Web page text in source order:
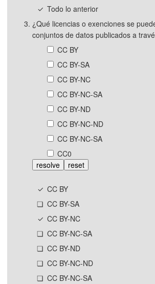
Todo lo anterior
¿Qué licencias o exenciones se
conjuntos de datos publicados a
CC BY
CC BY-SA
CC BY-NC
CC BY-NC-SA
CC BY-ND
CC BY-NC-ND
CC BY-NC-SA
CC0
resolve
reset
CC BY
CC BY-SA
CC BY-NC
CC BY-NC-SA
CC BY-ND
CC BY-NC-ND
CC BY-NC-SA